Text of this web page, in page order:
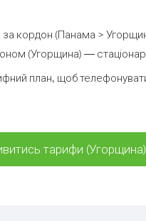
кордон (Панама >
(Угорщина) —
план, щоб
тарифи (Угорщина)